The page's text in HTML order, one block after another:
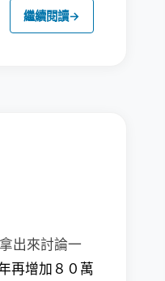
繼續閱讀→
出來討論一
再增加８０萬